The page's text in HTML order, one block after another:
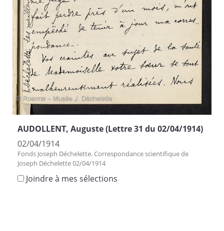
AUDOLLENT, Auguste (Lettre 31 du 02/04/1914)
02/04/1914
Fonds Joseph Déchelette. Correspondance scientifique de
Joseph Déchelette 02/04/1914
Joindre à mes sélections